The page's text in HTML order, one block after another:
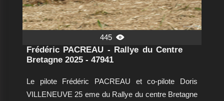
445 
Frédéric PACREAU - Rallye du Centre
Bretagne 2025 - 47941
Le pilote Frédéric PACREAU et co-pilote Doris
VILLENEUVE 25 eme du Rallye du centre Bretagne